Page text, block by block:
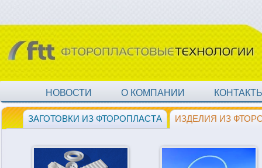
НОВОСТИ О КОМПАНИИ
ЗАГОТОВКИ ИЗ ФТОРОПЛАСТА ИЗДЕЛИЯ ИЗ